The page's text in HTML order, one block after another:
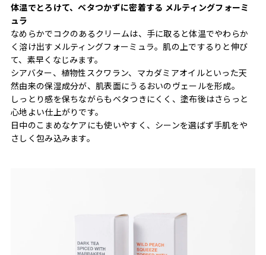
体温でとろけて、ベタつかずに密着する メルティングフォーミ
ュラ
なめらかでコクのあるクリームは、手に取ると体温でやわらか
く溶け出すメルティングフォーミュラ。肌の上でするりと伸び
て、素早くなじみます。
シアバター、植物性スクワラン、マカダミアオイルといった天
然由来の保湿成分が、肌表面にうるおいのヴェールを形成。
しっとり感を保ちながらもベタつきにくく、塗布後はさらっと
心地よい仕上がりです。
日中のこまめなケアにも使いやすく、シーンを選ばず手肌をや
さしく包み込みます。